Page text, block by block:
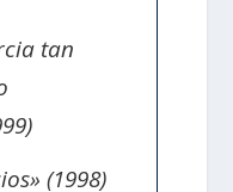
tan
(1998)